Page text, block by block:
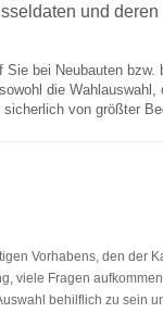
und
bei Neubauten bzw.
die Wahlauswahl,
von größter
Vorhabens, den der
viele Fragen
behilflich zu sein